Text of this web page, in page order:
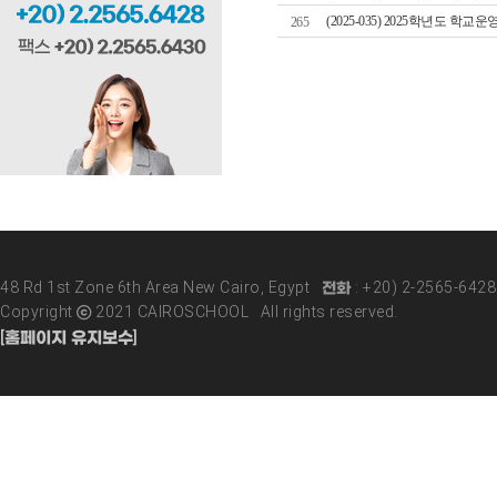
265 (2025-035) 2025학년도 학교
48 Rd 1st Zone 6th Area New Cairo, Egypt 전화 : +20) 2-2565-
Copyright ⓒ 2021 CAIROSCHOOL All rights reserved.
[홈페이지 유지보수]